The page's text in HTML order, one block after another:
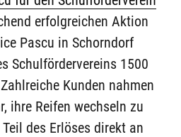
erfolgreichen Aktion
Pascu in Schorndorf
Schulfördervereins 1500
Kunden nahmen
ihre Reifen wechseln zu
des Erlöses direkt an